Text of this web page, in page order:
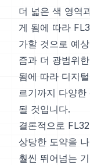
더 넓은 색 영역
게 됨에 따라
가할 것으로 예
즘과 더 광범위
됨에 따라 디지
르기까지 다양
될 것입니다.
결론적으로
상당한 도약을
훨씬 뛰어넘는